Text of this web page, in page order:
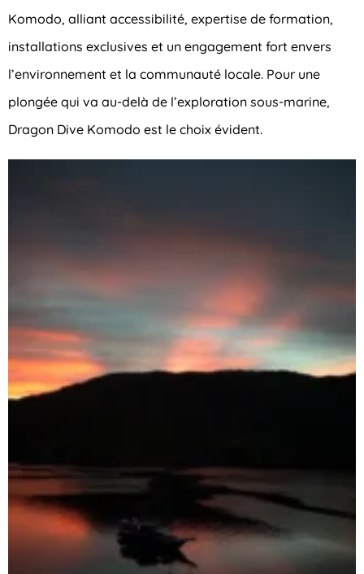
Komodo, alliant accessibilité, expertise de formation,
installations exclusives et un engagement fort envers
l’environnement et la communauté locale. Pour une
plongée qui va au-delà de l’exploration sous-marine,
Dragon Dive Komodo est le choix évident.